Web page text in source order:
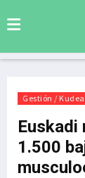
Gestión /
Euskadi
1.500